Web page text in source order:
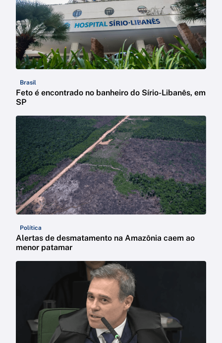
Brasil
Feto é encontrado no banheiro do Sírio-Libanês, em
SP
Política
Alertas de desmatamento na Amazônia caem ao
menor patamar